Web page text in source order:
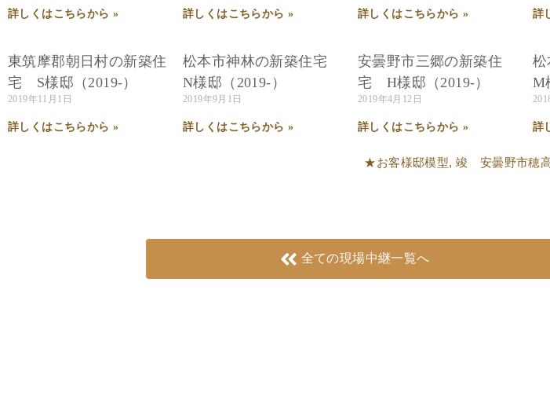
詳しくはこちらから » 詳しくはこちらから » 詳しくはこちらから » 詳
東筑摩郡朝日村の新築住
宅 S様邸（2019-）
2019年11月1日
詳しくはこちらから »
松本市神林の新築住宅
N様邸（2019-）
2019年9月1日
詳しくはこちらから »
安曇野市三郷の新築住
宅 H様邸（2019-）
2019年4月12日
詳しくはこちらから »
M
詳
★お客様邸模型, 竣 安曇野市穂
全ての現場中継一覧へ